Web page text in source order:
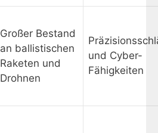
Großer Bestand
an ballistischen
Raketen und
Drohnen
und Cyber-
Fähigkeiten